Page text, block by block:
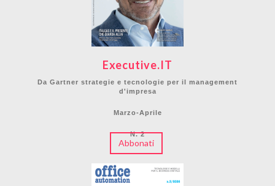
Executive.IT
Da Gartner strategie e tecnologie per il management
d'impresa
Marzo-Aprile
N. 2
Abbonati